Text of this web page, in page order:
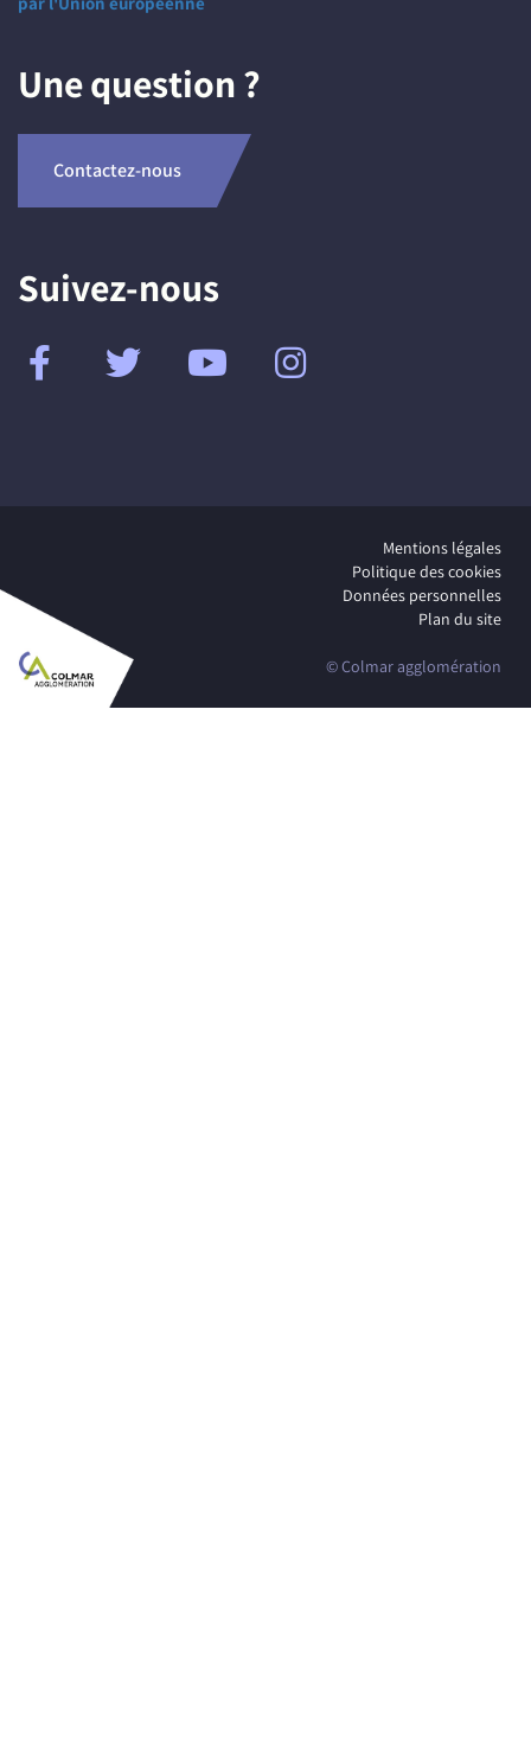
Une question ?
Contactez-nous
Suivez-nous
Mentions légales
Politique des cookies
Données personnelles
Plan du site
© Colmar agglomération